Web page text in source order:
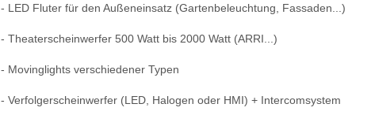
- LED Fluter für den Außeneinsatz (Gartenbeleuchtung, Fassaden...)
- Theaterscheinwerfer 500 Watt bis 2000 Watt (ARRI...)
- Movinglights verschiedener Typen
- Verfolgerscheinwerfer (LED, Halogen oder HMI) + Intercomsystem